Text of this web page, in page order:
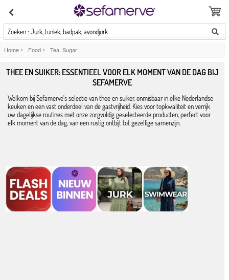
Zoeken : Jurk, tuniek, badpak, avondjurk
Home > Food > Tea, Sugar
THEE EN SUIKER: ESSENTIEEL VOOR ELK MOMENT VAN DE DAG BIJ
SEFAMERVE
Welkom bij Sefamerve's selectie van thee en suiker, onmisbaar in elke Nederlandse
keuken en een vast onderdeel van de gastvrijheid. Kies voor topkwaliteit en verrijk
uw dagelijkse routines met onze zorgvuldig geselecteerde producten, perfect voor
elk moment van de dag, van een rustig ontbijt tot gezellige samenzijn.